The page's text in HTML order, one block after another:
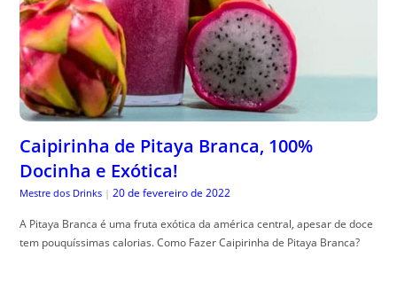
Caipirinha de Pitaya Branca, 100%
Docinha e Exótica!
Mestre dos Drinks | 20 de fevereiro de 2022
A Pitaya Branca é uma fruta exótica da américa central, apesar de doce
tem pouquíssimas calorias. Como Fazer Caipirinha de Pitaya Branca?